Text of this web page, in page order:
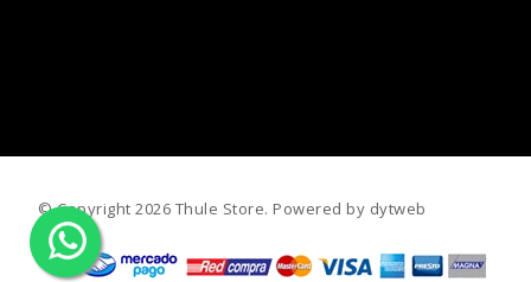
©️ Copyright 2026 Thule Store. Powered by dytweb